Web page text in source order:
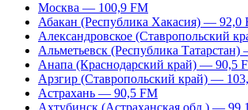
Москва — 100,9 FM
Абакан (Республика Хакасия) — 92,0
Александровское (Ставропольский
Альметьевск (Республика
Анапа (Краснодарский край) — 90,5
Арзгир (Ставропольский край) —
Астрахань — 90,5 FM
Ахтубинск (Астраханская обл.) —